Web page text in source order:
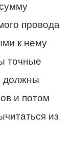
провода
к нему
точные
должны
и потом
из